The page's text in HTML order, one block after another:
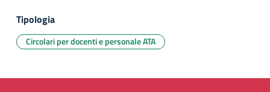
Tipologia
Circolari per docenti e personale ATA